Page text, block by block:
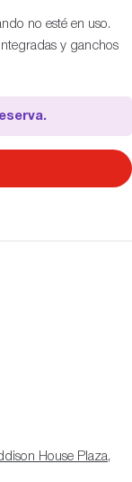
no esté en uso.
y ganchos
House Plaza,